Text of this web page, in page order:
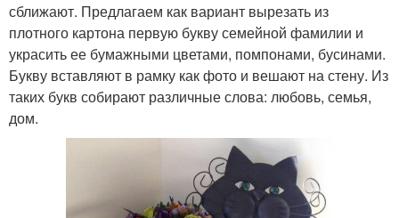
сближают. Предлагаем как вариант вырезать из
плотного картона первую букву семейной фамилии и
украсить ее бумажными цветами, помпонами, бусинами.
Букву вставляют в рамку как фото и вешают на стену. Из
таких букв собирают различные слова: любовь, семья,
дом.